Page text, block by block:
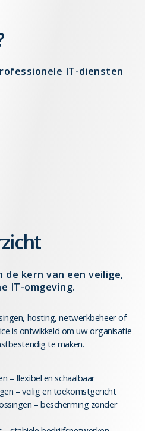
IT-diensten
de kern van een veilige,
IT-omgeving.
hosting, netwerkbeheer of
is ontwikkeld om uw organisatie
te maken.
– flexibel en schaalbaar
– veilig en toekomstgericht
– bescherming zonder